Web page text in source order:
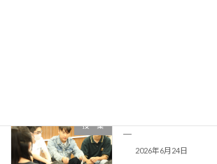
授 業
―
2026年6月24日